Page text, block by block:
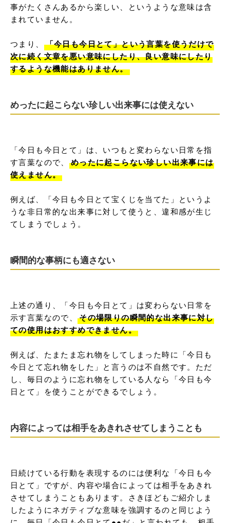
事がたくさんあるから楽しい、というような意味は含
まれていません。
つまり、
「今日も今日とて」という言葉を使うだけで
次に続く文章を悪い意味にしたり、良い意味にしたり
するような機能はありません。
めったに起こらない珍しい出来事には使えない
「今日も今日とて」は、いつもと変わらない日常を指
す言葉なので、
めったに起こらない珍しい出来事には
使えません。
例えば、「今日も今日とて宝くじを当てた」というよ
うな非日常的な出来事に対して使うと、違和感が生じ
てしまうでしょう。
瞬間的な事柄にも適さない
上述の通り、「今日も今日とて」は変わらない日常を
示す言葉なので、その場限りの瞬間的な出来事に対し
ての使用はおすすめできません。
例えば、たまたま忘れ物をしてしまった時に「今日も
今日とて忘れ物をした」と言うのは不自然です。ただ
し、毎日のように忘れ物をしている人なら「今日も今
日とて」を使うことができるでしょう。
内容によっては相手をあきれさせてしまうことも
日続けている行動を表現するのには便利な「今日も今
日とて」ですが、内容や場合によっては相手をあきれ
させてしまうこともあります。さきほどもご紹介しま
したようにネガティブな意味を強調するのと同じよう